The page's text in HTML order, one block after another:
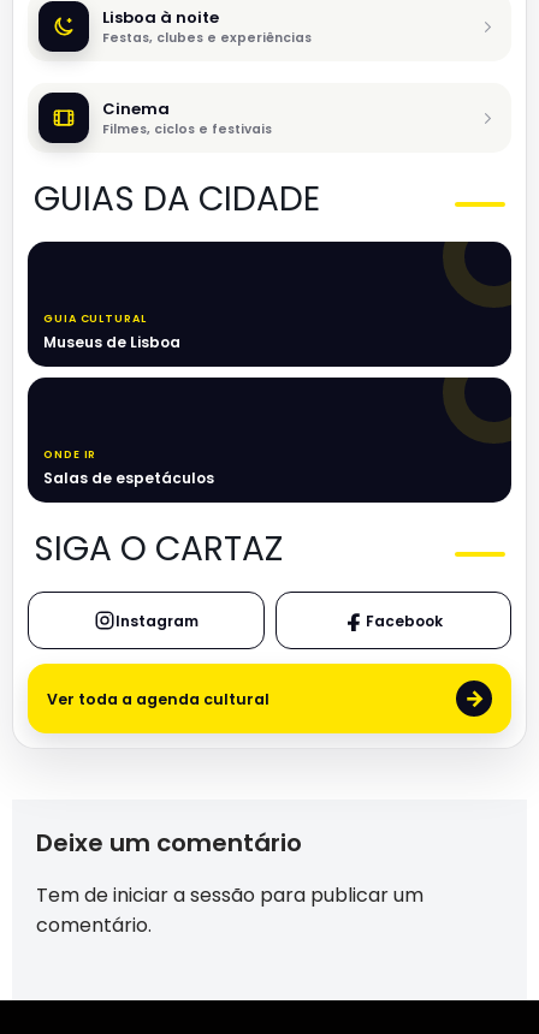
Lisboa à noite
Festas, clubes e experiências
Cinema
Filmes, ciclos e festivais
GUIAS DA CIDADE
GUIA CULTURAL
Museus de Lisboa
ONDE IR
Salas de espetáculos
SIGA O CARTAZ
Instagram Facebook
Ver toda a agenda cultural →
Deixe um comentário
Tem deiniciar a sessão para publicar um
comentário.